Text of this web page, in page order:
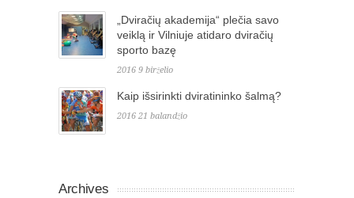
„Dviračių akademija“ plečia savo
veiklą ir Vilniuje atidaro dviračių
sporto bazę
2016 9 birželio
Kaip išsirinkti dviratininko šalmą?
2016 21 balandžio
Archives